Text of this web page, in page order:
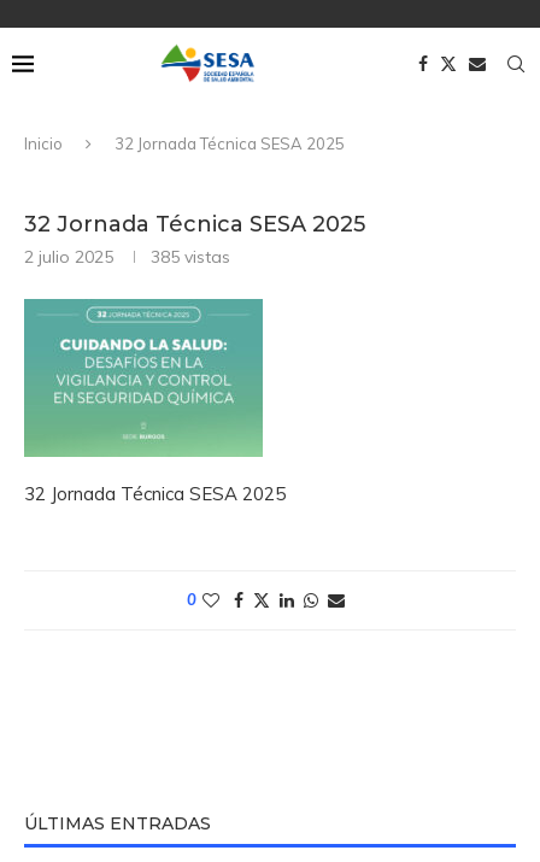
Inicio 32 Jornada Técnica SESA 2025
32 Jornada Técnica SESA 2025
2 julio 2025 385 vistas
32 Jornada Técnica SESA 2025
0
ÚLTIMAS ENTRADAS